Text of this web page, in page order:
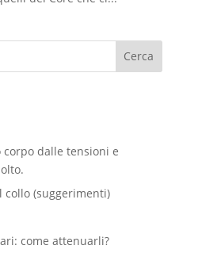
dalle tensioni e
(suggerimenti)
come attenuarli?